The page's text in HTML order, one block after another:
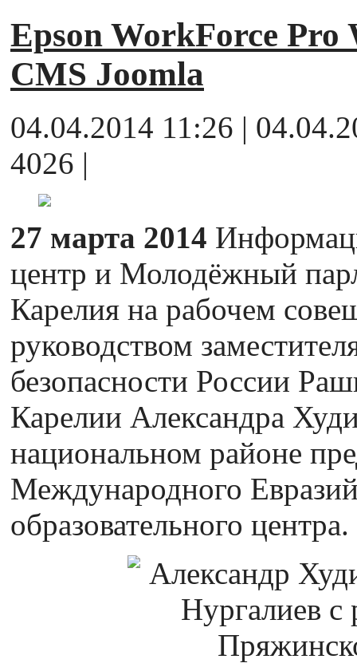
Epson WorkForce Pro
CMS Joomla
04.04.2014 11:26 |
4026 |
27 марта 2014
центр и Молодёжный
Карелия на рабочем
руководством
безопасности России
Карелии Александра
национальном районе
Международного
образовательного центра.